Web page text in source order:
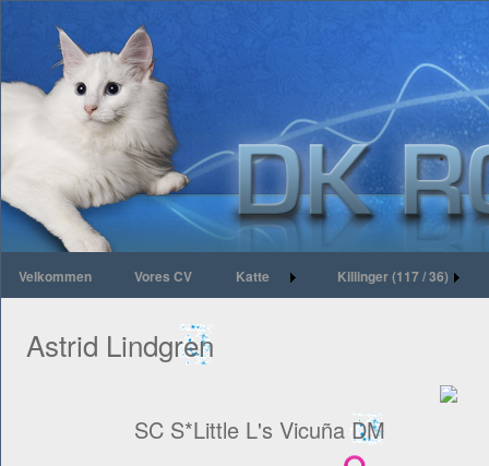
Velkommen Vores CV Katte Killinger (117 / 36)
Astrid Lindgren
SC S*Little L's Vicuña DM